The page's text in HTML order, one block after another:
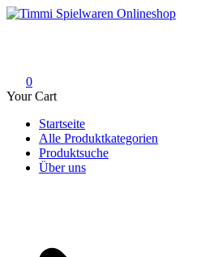
Skip
0
Your Cart
Startseite
Alle Produktkategorien
Produktsuche
Über uns